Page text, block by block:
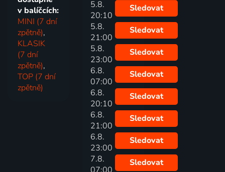
v balíčcích:
MINI (7 dní
zpětně),
KLASIK
(7 dní
zpětně),
TOP (7 dní
zpětně)
5.8.
20:10
Sledovat
5.8.
21:00
Sledovat
5.8.
23:00
Sledovat
6.8.
07:00
Sledovat
6.8.
20:10
Sledovat
6.8.
21:00
Sledovat
6.8.
23:00
Sledovat
7.8.
Sledovat